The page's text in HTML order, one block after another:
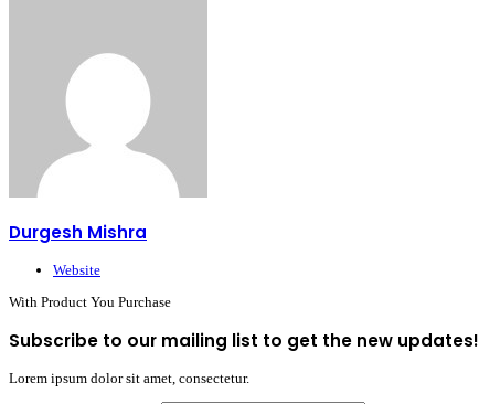
Durgesh Mishra
Website
With Product You Purchase
Subscribe to our mailing list to get the new updates!
Lorem ipsum dolor sit amet, consectetur.